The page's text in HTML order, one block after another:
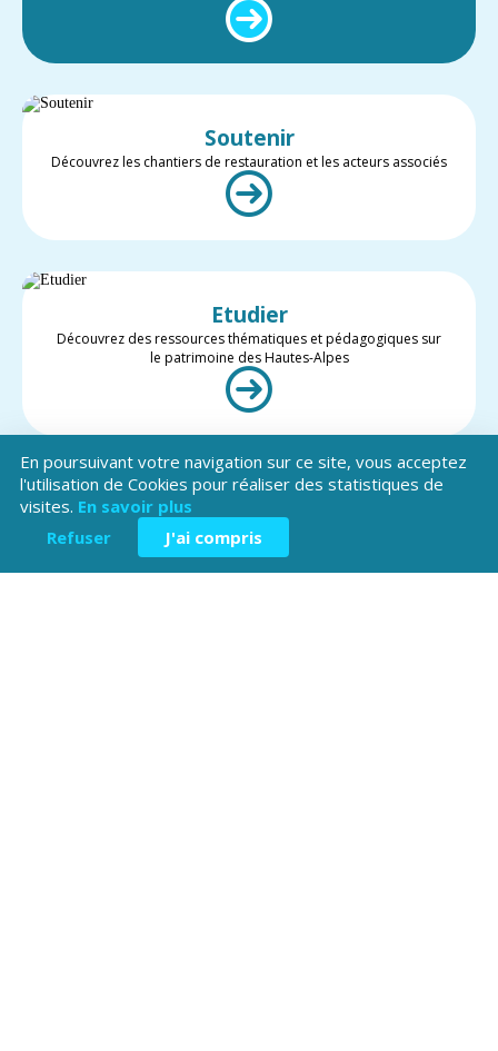
Soutenir
Découvrez les chantiers de restauration et les acteurs associés
Etudier
Découvrez des ressources thématiques et pédagogiques sur
le patrimoine des Hautes-Alpes
Valoriser
Restez informé des projets et des actualités du patrimoine des
Hautes-Alpes
En poursuivant votre navigation sur ce site, vous acceptez
l'utilisation de Cookies pour réaliser des statistiques de
visites. En savoir plus
Refuser
J'ai compris